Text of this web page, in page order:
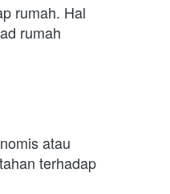
rumah. Hal
rumah
atau
terhadap